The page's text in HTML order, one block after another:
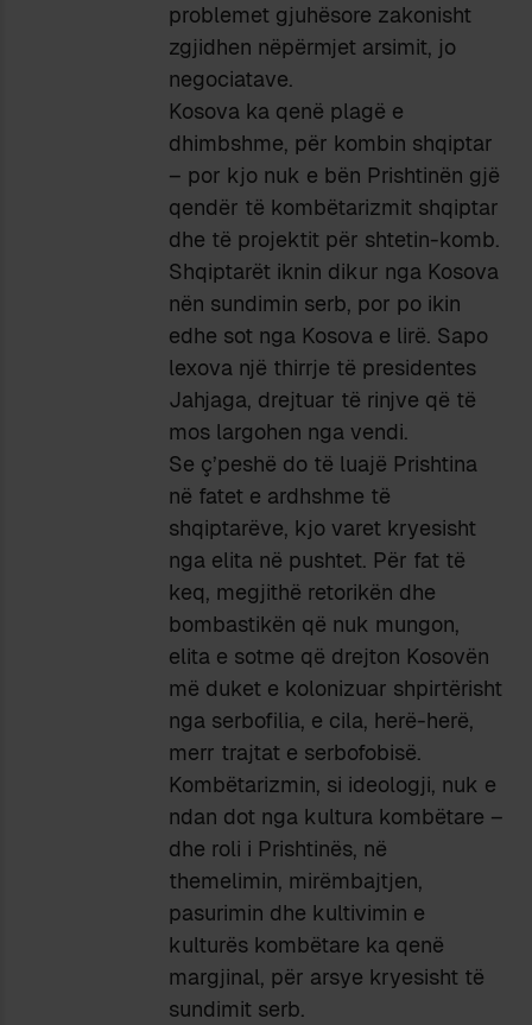
problemet gjuhësore zakonisht
zgjidhen nëpërmjet arsimit, jo
negociatave.
Kosova ka qenë plagë e
dhimbshme, për kombin shqiptar
– por kjo nuk e bën Prishtinën gjë
qendër të kombëtarizmit shqiptar
dhe të projektit për shtetin-komb.
Shqiptarët iknin dikur nga Kosova
nën sundimin serb, por po ikin
edhe sot nga Kosova e lirë. Sapo
lexova një thirrje të presidentes
Jahjaga, drejtuar të rinjve që të
mos largohen nga vendi.
Se ç’peshë do të luajë Prishtina
në fatet e ardhshme të
shqiptarëve, kjo varet kryesisht
nga elita në pushtet. Për fat të
keq, megjithë retorikën dhe
bombastikën që nuk mungon,
elita e sotme që drejton Kosovën
më duket e kolonizuar shpirtërisht
nga serbofilia, e cila, herë-herë,
merr trajtat e serbofobisë.
Kombëtarizmin, si ideologji, nuk e
ndan dot nga kultura kombëtare –
dhe roli i Prishtinës, në
themelimin, mirëmbajtjen,
pasurimin dhe kultivimin e
kulturës kombëtare ka qenë
margjinal, për arsye kryesisht të
sundimit serb.